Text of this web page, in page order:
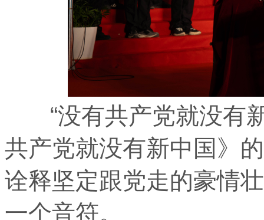
“没有共产党就没有
共产党就没有新中国》
诠释坚定跟党走的豪情
一个音符。